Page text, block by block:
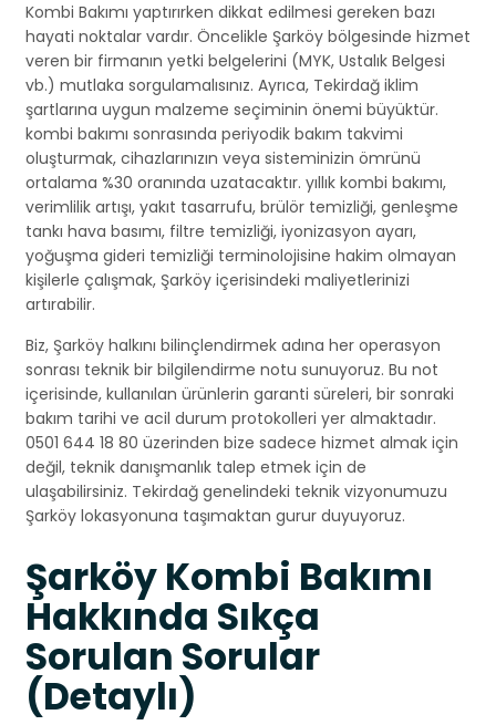
Kombi Bakımı yaptırırken dikkat edilmesi gereken bazı
hayati noktalar vardır. Öncelikle Şarköy bölgesinde hizmet
veren bir firmanın yetki belgelerini (MYK, Ustalık Belgesi
vb.) mutlaka sorgulamalısınız. Ayrıca, Tekirdağ iklim
şartlarına uygun malzeme seçiminin önemi büyüktür.
kombi bakımı sonrasında periyodik bakım takvimi
oluşturmak, cihazlarınızın veya sisteminizin ömrünü
ortalama %30 oranında uzatacaktır. yıllık kombi bakımı,
verimlilik artışı, yakıt tasarrufu, brülör temizliği, genleşme
tankı hava basımı, filtre temizliği, iyonizasyon ayarı,
yoğuşma gideri temizliği terminolojisine hakim olmayan
kişilerle çalışmak, Şarköy içerisindeki maliyetlerinizi
artırabilir.
Biz, Şarköy halkını bilinçlendirmek adına her operasyon
sonrası teknik bir bilgilendirme notu sunuyoruz. Bu not
içerisinde, kullanılan ürünlerin garanti süreleri, bir sonraki
bakım tarihi ve acil durum protokolleri yer almaktadır.
0501 644 18 80 üzerinden bize sadece hizmet almak için
değil, teknik danışmanlık talep etmek için de
ulaşabilirsiniz. Tekirdağ genelindeki teknik vizyonumuzu
Şarköy lokasyonuna taşımaktan gurur duyuyoruz.
Şarköy Kombi Bakımı
Hakkında Sıkça
Sorulan Sorular
(Detaylı)